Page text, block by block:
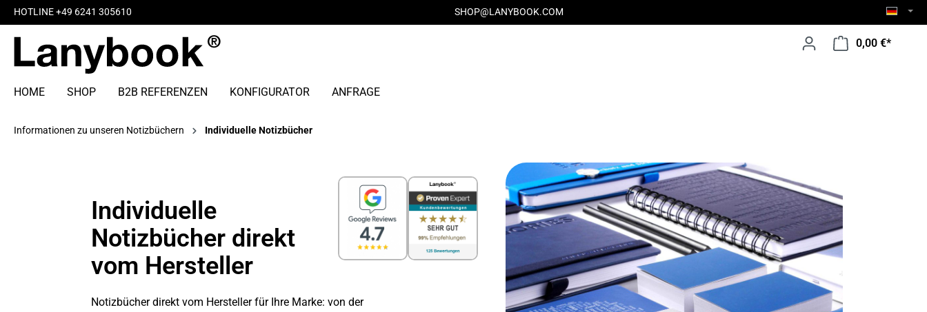
HOTLINE +49 6241 305610 SHOP@LANYBOOK.COM
0,00 €*
HOME SHOP B2B REFERENZEN KONFIGURATOR ANFRAGE
Informationen zu unseren Notizbüchern Individuelle Notizbücher
Individuelle
Notizbücher direkt
vom Hersteller
Notizbücher direkt vom Hersteller für Ihre Marke: von der